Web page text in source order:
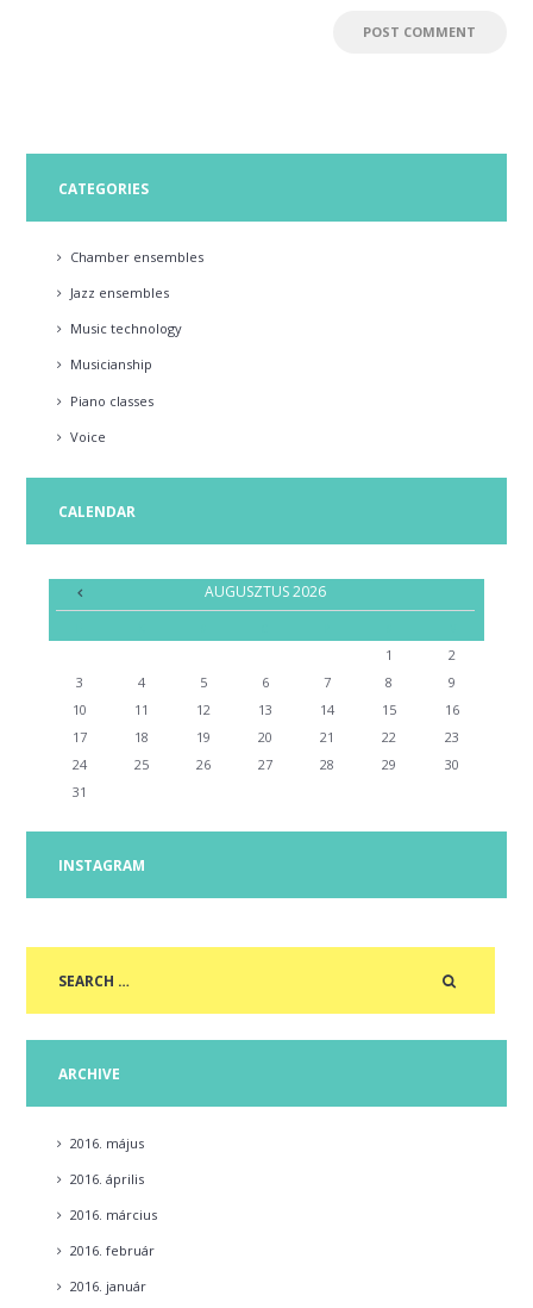
CATEGORIES
Chamber ensembles
Jazz ensembles
Music technology
Musicianship
Piano classes
Voice
CALENDAR
AUGUSZTUS2026
1
2
3
4 5 6 7 8
9
10
11 12 13 14 15
16
17
18 19 20 21 22
23
24
25 26 27 28 29
30
31
INSTAGRAM
ARCHIVE
2016. május
2016. április
2016. március
2016. február
2016. január